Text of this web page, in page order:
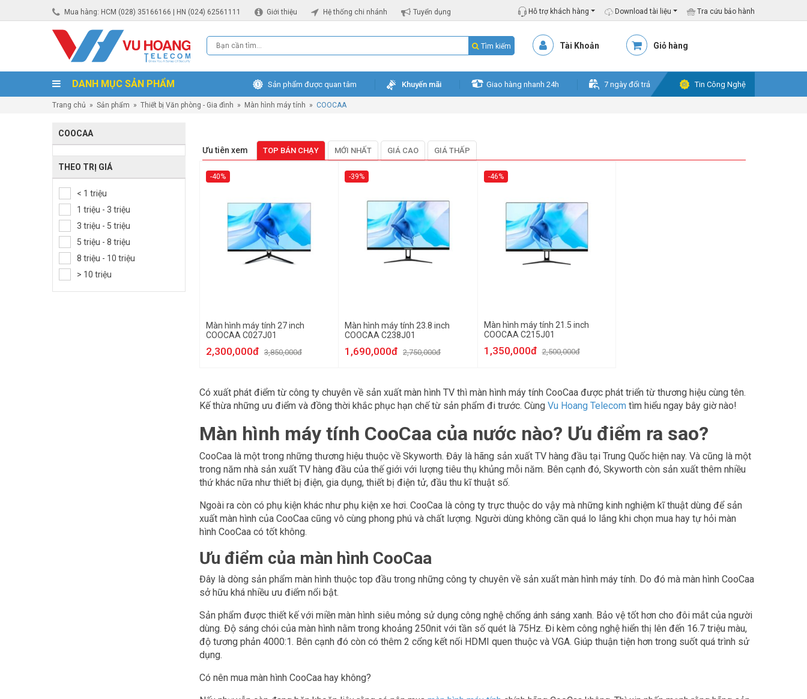
Mua hàng: HCM (028) 35166166 | HN (024) 62561111 Giới thiệu Hệ thống chi nhánh Tuyển dụng Hỗ trợ khách hàng Download tài liệu Tra cứu bảo hành
Tìm kiếm Tài Khoản Giỏ hàng
DANH MỤC SẢN PHẨM Sản phẩm được quan tâm Khuyến mãi Giao hàng nhanh 24h 7 ngày đổi trả Tin Công Nghệ
Trang chủ » Sản phẩm » Thiết bị Văn phòng - Gia đình » Màn hình máy tính » COOCAA
COOCAA
THEO TRỊ GIÁ
< 1 triệu
1 triệu - 3 triệu
3 triệu - 5 triệu
5 triệu - 8 triệu
8 triệu - 10 triệu
> 10 triệu
Ưu tiên xem TOP BÁN CHẠY MỚI NHẤT GIÁ CAO GIÁ THẤP
-40%
Màn hình máy tính 27 inch
COOCAA C027J01
2,300,000đ 3,850,000đ
-39%
Màn hình máy tính 23.8 inch
COOCAA C238J01
1,690,000đ 2,750,000đ
-46%
Màn hình máy tính 21.5 inch
COOCAA C215J01
1,350,000đ 2,500,000đ
Có xuất phát điểm từ công ty chuyên về sản xuất màn hình TV thì màn hình máy tính CooCaa được phát triển từ thương hiệu cùng tên.
Kế thừa những ưu điểm và đồng thời khắc phục hạn chế từ sản phẩm đi trước. Cùng Vu Hoang Telecom tìm hiểu ngay bây giờ nào!
Màn hình máy tính CooCaa của nước nào? Ưu điểm ra sao?
CooCaa là một trong những thương hiệu thuộc về Skyworth. Đây là hãng sản xuất TV hàng đầu tại Trung Quốc hiện nay. Và cũng là một
trong năm nhà sản xuất TV hàng đầu của thế giới với lượng tiêu thụ khủng mỗi năm. Bên cạnh đó, Skyworth còn sản xuất thêm nhiều
thứ khác nữa như thiết bị điện, gia dụng, thiết bị điện tử, đầu thu kĩ thuật số.
Ngoài ra còn có phụ kiện khác như phụ kiện xe hơi. CooCaa là công ty trực thuộc do vậy mà những kinh nghiệm kĩ thuật dùng để sản
xuất màn hình của CooCaa cũng vô cùng phong phú và chất lượng. Người dùng không cần quá lo lắng khi chọn mua hay tự hỏi màn
hình CooCaa có tốt không.
Ưu điểm của màn hình CooCaa
Đây là dòng sản phẩm màn hình thuộc top đầu trong những công ty chuyên về sản xuất màn hình máy tính. Do đó mà màn hình CooCaa
sở hữu khá nhiều ưu điểm nổi bật.
Sản phẩm được thiết kế với miền màn hình siêu mỏng sử dụng công nghệ chống ánh sáng xanh. Bảo vệ tốt hơn cho đôi mắt của người
dùng. Độ sáng chói của màn hình nằm trong khoảng 250nit với tần số quét là 75Hz. Đi kèm công nghệ hiển thị lên đến 16.7 triệu màu,
độ tương phản 4000:1. Bên cạnh đó còn có thêm 2 cổng kết nối HDMI quen thuộc và VGA. Giúp thuận tiện hơn trong suốt quá trình sử
dụng.
Có nên mua màn hình CooCaa hay không?